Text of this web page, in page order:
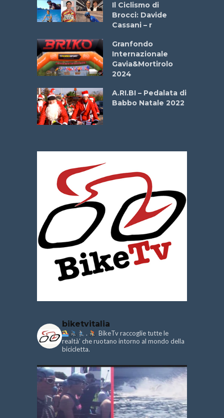
Il Ciclismo di
Brocci: Davide
Cassani – r
Granfondo
Internazionale
Gavia&Mortirolo
2024
A.RI.BI – Pedalata di
Babbo Natale 2022
biketvitalia
.
BikeTv raccoglie tutte le
realtà’ che ruotano intorno al mondo della
bicicletta.